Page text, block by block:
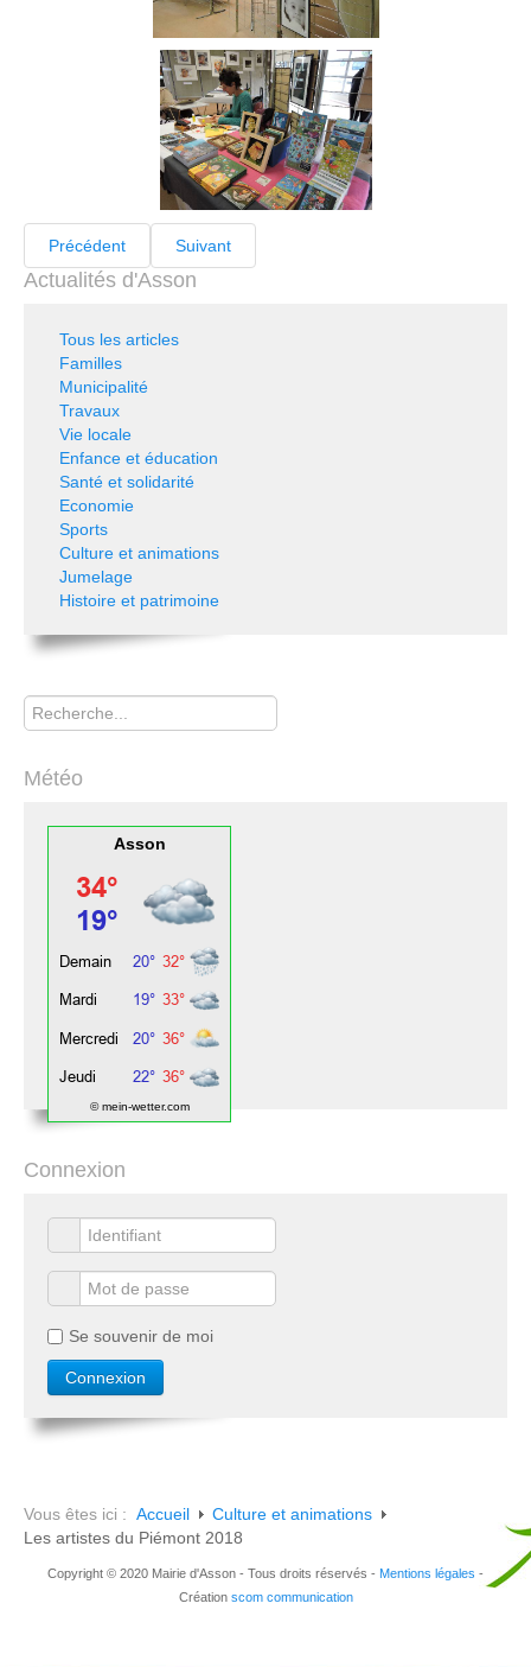
Précédent Suivant
Actualités d'Asson
Tous les articles
Familles
Municipalité
Travaux
Vie locale
Enfance et éducation
Santé et solidarité
Economie
Sports
Culture et animations
Jumelage
Histoire et patrimoine
Rechercher
Météo
Asson
© mein-wetter.com
Connexion
Se souvenir de moi
Vous êtes ici : Accueil
Culture et animations
Les artistes du Piémont 2018
Copyright © 2020 Mairie d'Asson - Tous droits réservés - Mentions légales -
Création scom communication